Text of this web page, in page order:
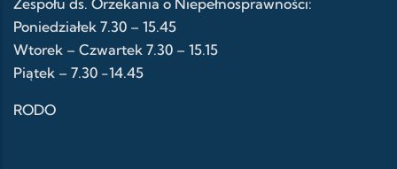
Zespołu ds. Orzekania o Niepełnosprawności:
Poniedziałek 7.30 – 15.45
Wtorek – Czwartek 7.30 – 15.15
Piątek – 7.30 -14.45
RODO